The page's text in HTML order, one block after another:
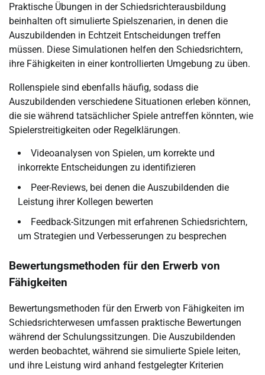
Praktische Übungen in der Schiedsrichterausbildung
beinhalten oft simulierte Spielszenarien, in denen die
Auszubildenden in Echtzeit Entscheidungen treffen
müssen. Diese Simulationen helfen den Schiedsrichtern,
ihre Fähigkeiten in einer kontrollierten Umgebung zu üben.
Rollenspiele sind ebenfalls häufig, sodass die
Auszubildenden verschiedene Situationen erleben können,
die sie während tatsächlicher Spiele antreffen könnten, wie
Spielerstreitigkeiten oder Regelklärungen.
Videoanalysen von Spielen, um korrekte und
inkorrekte Entscheidungen zu identifizieren
Peer-Reviews, bei denen die Auszubildenden die
Leistung ihrer Kollegen bewerten
Feedback-Sitzungen mit erfahrenen Schiedsrichtern,
um Strategien und Verbesserungen zu besprechen
Bewertungsmethoden für den Erwerb von
Fähigkeiten
Bewertungsmethoden für den Erwerb von Fähigkeiten im
Schiedsrichterwesen umfassen praktische Bewertungen
während der Schulungssitzungen. Die Auszubildenden
werden beobachtet, während sie simulierte Spiele leiten,
und ihre Leistung wird anhand festgelegter Kriterien